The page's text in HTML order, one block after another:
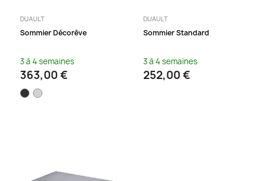
DUAULT
Sommier Décorêve
3 à 4 semaines
363,00 €
DUAULT
Sommier Standard
3 à 4 semaines
252,00 €